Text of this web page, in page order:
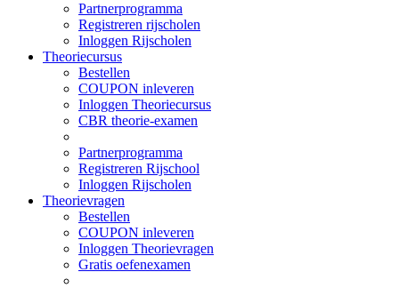
Partnerprogramma
Registreren rijscholen
Inloggen Rijscholen
Theoriecursus
Bestellen
COUPON inleveren
Inloggen Theoriecursus
CBR theorie-examen
Partnerprogramma
Registreren Rijschool
Inloggen Rijscholen
Theorievragen
Bestellen
COUPON inleveren
Inloggen Theorievragen
Gratis oefenexamen